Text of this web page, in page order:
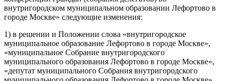
внутригородском муниципальном образовании Лефортово в
городе Москве» следующие изменения:
1) в решении и Положении слова «внутригородское
муниципальное образование Лефортово в городе Москве»,
«муниципальное Собрание внутригородского
муниципального образования Лефортово в городе Москве»,
«депутат муниципального Собрания внутригородского